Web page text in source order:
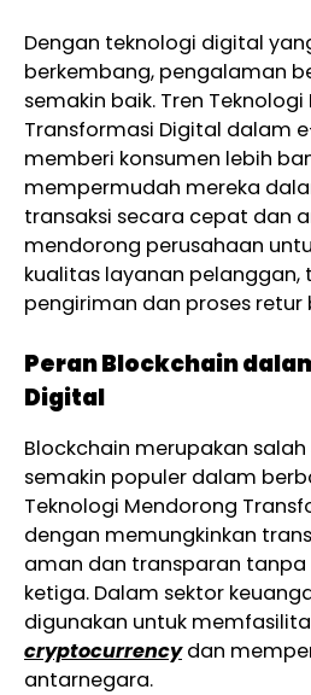
Dengan teknologi digital
berkembang, pengalaman
semakin baik. Tren
Transformasi Digital dalam
memberi konsumen lebih
mempermudah mereka
transaksi secara cepat dan
mendorong perusahaan
kualitas layanan pelanggan,
pengiriman dan proses retur
Peran Blockchain
Digital
Blockchain merupakan
semakin populer dalam
Teknologi Mendorong
dengan memungkinkan
aman dan transparan
ketiga. Dalam sektor
digunakan untuk
cryptocurrency dan
antarnegara.